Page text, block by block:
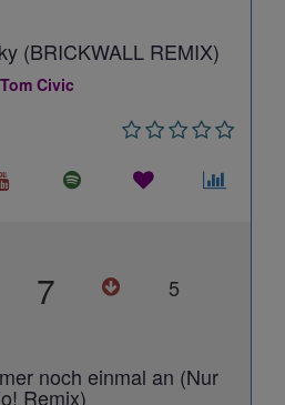
(BRICKWALL REMIX)
Tom Civic
7 5
noch einmal an (Nur
Remix)